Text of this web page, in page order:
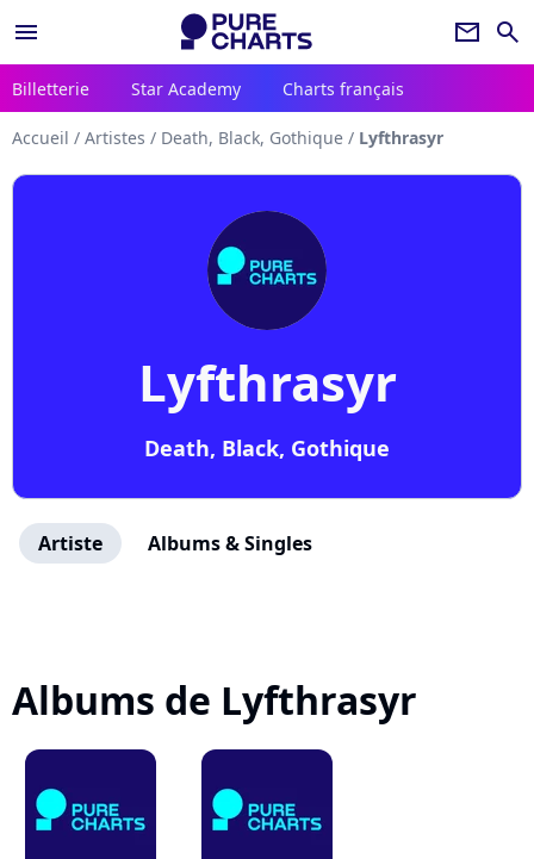
menu newsletter search
Billetterie Star Academy Charts français
Accueil / Artistes / Death, Black, Gothique / Lyfthrasyr
Lyfthrasyr
Death, Black, Gothique
Artiste Albums & Singles
Albums de Lyfthrasyr